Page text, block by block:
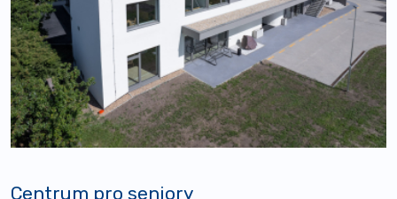
Centrum pro seniory